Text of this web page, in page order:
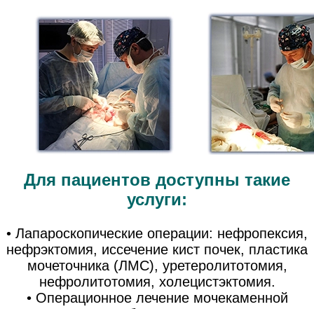
Для пациентов доступны такие
услуги:
• Лапароскопические операции: нефропексия,
нефрэктомия, иссечение кист почек, пластика
мочеточника (ЛМС), уретеролитотомия,
нефролитотомия, холецистэктомия.
• Операционное лечение мочекаменной